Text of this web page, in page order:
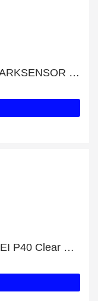
Genießen Sie 26% Rabatt für PARKSENSOR JAGUAR
Holen Sie sich exklusive HUAWEI P40 Clear Case-Angebote online: bis zu 9% Rabatt